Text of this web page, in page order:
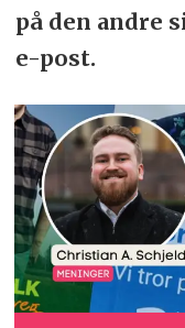
på den andre
e-post.